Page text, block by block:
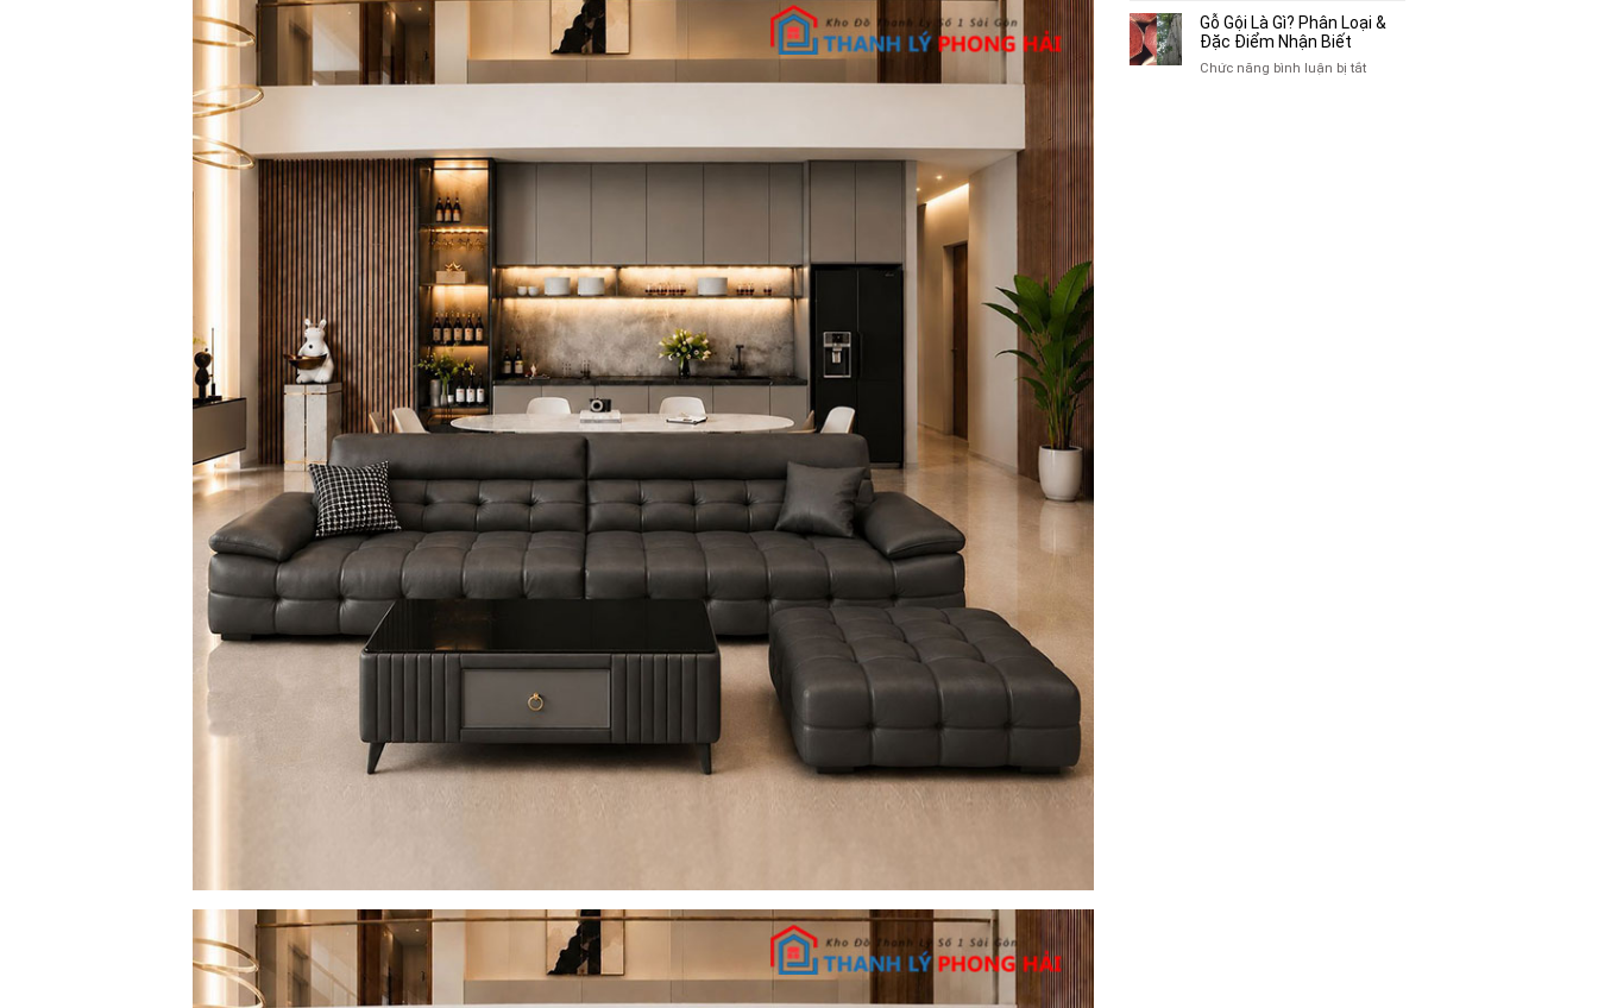
Giá
Tại
Quần
Cũ
Cà
Gì?
Gỗ Gội Là Gì? Phân Loại &
Đặc Điểm Nhận Biết
Chức năng bình luận bị tắtở